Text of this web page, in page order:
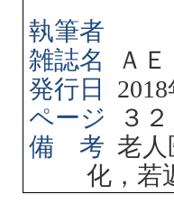
執筆者
雑誌名
Ａ
発行日
2018
ページ
３
備 考 老人
化，若